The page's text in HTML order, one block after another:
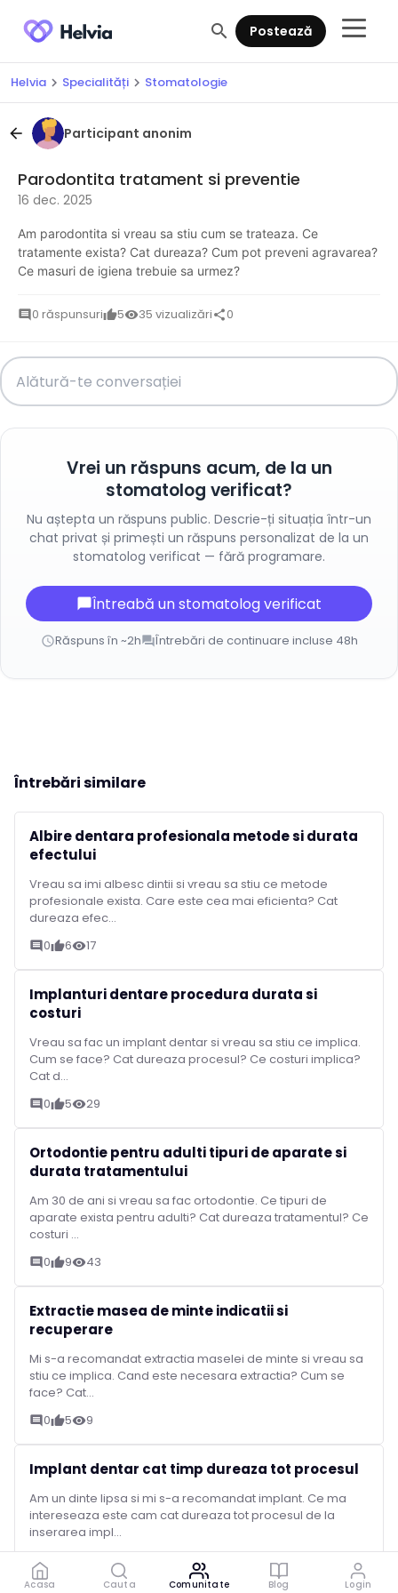
search Postează
Helvia chevron_right Specialități chevron_right Stomatologie
arrow_back Participant anonim
Parodontita tratament si preventie
16 dec. 2025
Am parodontita si vreau sa stiu cum se trateaza. Ce
tratamente exista? Cat dureaza? Cum pot preveni agravarea?
Ce masuri de igiena trebuie sa urmez?
comment 0 răspunsurithumb_up5visibility35 vizualizărishare0
Vrei un răspuns acum, de la un
stomatolog verificat?
Nu aștepta un răspuns public. Descrie-ți situația într-un
chat privat și primești un răspuns personalizat de la un
stomatolog verificat — fără programare.
chat_bubbleÎntreabă un stomatolog verificat
scheduleRăspuns în ~2hforumÎntrebări de continuare incluse 48h
Întrebări similare
Albire dentara profesionala metode si durata
efectului
Vreau sa imi albesc dintii si vreau sa stiu ce metode
profesionale exista. Care este cea mai eficienta? Cat
dureaza efec...
comment 0thumb_up6visibility17
Implanturi dentare procedura durata si
costuri
Vreau sa fac un implant dentar si vreau sa stiu ce implica.
Cum se face? Cat dureaza procesul? Ce costuri implica?
Cat d...
comment 0thumb_up5visibility29
Ortodontie pentru adulti tipuri de aparate si
durata tratamentului
Am 30 de ani si vreau sa fac ortodontie. Ce tipuri de
aparate exista pentru adulti? Cat dureaza tratamentul? Ce
costuri ...
comment 0thumb_up9visibility43
Extractie masea de minte indicatii si
recuperare
Mi s-a recomandat extractia maselei de minte si vreau sa
stiu ce implica. Cand este necesara extractia? Cum se
face? Cat...
comment 0thumb_up5visibility9
Implant dentar cat timp dureaza tot procesul
Am un dinte lipsa si mi s-a recomandat implant. Ce ma
intereseaza este cam cat dureaza tot procesul de la
inserarea impl...
comment
Acasa Cauta Comunitate Blog Login